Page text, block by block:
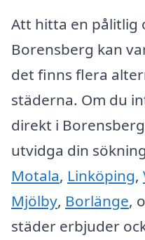
Att hitta en pålitlig
Borensberg kan
det finns flera
städerna. Om du
direkt i
utvidga din
Motala, Linköping,
Mjölby, Borlänge,
städer erbjuder